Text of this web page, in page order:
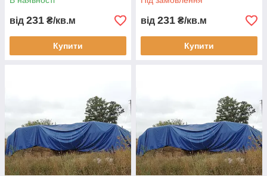
виготовлення під замовлення
від 231 ₴/кв.м
Купити
зерна і матеріалів
від 231 ₴/кв.м
Купити